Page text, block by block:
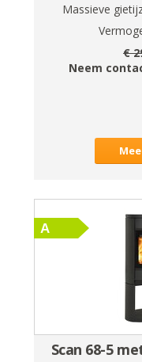
Massieve
€
Neem
Scan 68-5